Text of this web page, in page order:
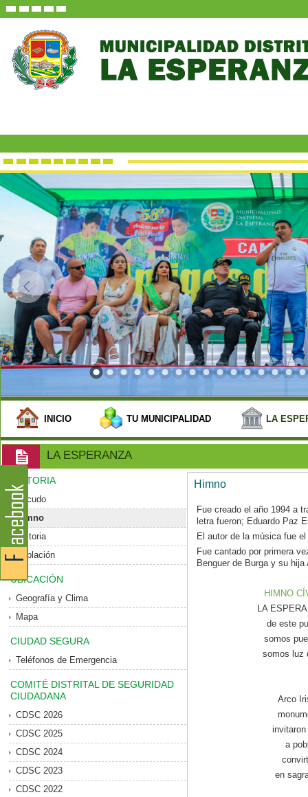
INICIO TU MUNICIPALIDAD LA
LA ESPERANZA
HISTORIA
Escudo
Himno
Historia
Población
UBICACIÓN
Geografía y Clima
Mapa
CIUDAD SEGURA
Teléfonos de Emergencia
COMITÉ DISTRITAL DE SEGURIDAD
CIUDADANA
CDSC 2026
CDSC 2025
CDSC 2024
CDSC 2023
CDSC 2022
Himno
Fue creado el año 1994 a
letra fueron; Eduardo Paz
El autor de la música fue
Fue cantado por primera
Benguer de Burga y su hija
HIMNO
LA
de este
somos
somos luz
Arco
a
en